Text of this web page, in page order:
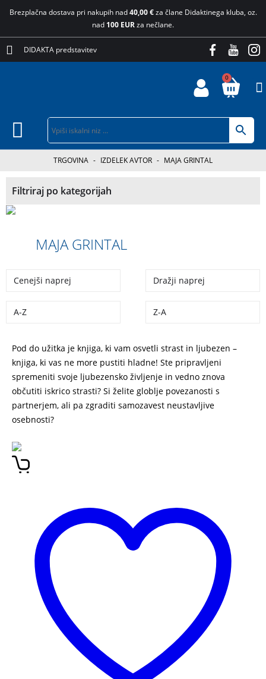
Brezplačna dostava pri nakupih nad40,00 €za člane Didaktinega kluba, oz.
nad 100 EURza nečlane.
DIDAKTA predstavitev
0
TRGOVINA - IZDELEK AVTOR - MAJA GRINTAL
Filtriraj po kategorijah
MAJA GRINTAL
Cenejši naprej Dražji naprej
A-Z Z-A
Pod do užitka je knjiga, ki vam osvetli strast in ljubezen –
knjiga, ki vas ne more pustiti hladne! Ste pripravljeni
spremeniti svoje ljubezensko življenje in vedno znova
občutiti iskrico strasti? Si želite globlje povezanosti s
partnerjem, ali pa zgraditi samozavest neustavljive
osebnosti?